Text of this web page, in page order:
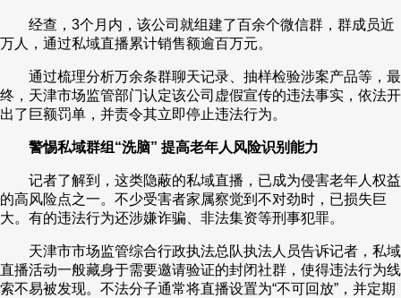
经查，3个月内，该公司就组建了百余个微信群，群成员近
万人，通过私域直播累计销售额逾百万元。
通过梳理分析万余条群聊天记录、抽样检验涉案产品等，最
终，天津市场监管部门认定该公司虚假宣传的违法事实，依法开
出了巨额罚单，并责令其立即停止违法行为。
警惕私域群组“洗脑” 提高老年人风险识别能力
记者了解到，这类隐蔽的私域直播，已成为侵害老年人权益
的高风险点之一。不少受害者家属察觉到不对劲时，已损失巨
大。有的违法行为还涉嫌诈骗、非法集资等刑事犯罪。
天津市市场监管综合行政执法总队执法人员告诉记者，私域
直播活动一般藏身于需要邀请验证的封闭社群，使得违法行为线
索不易被发现。不法分子通常将直播设置为“不可回放”，并定期